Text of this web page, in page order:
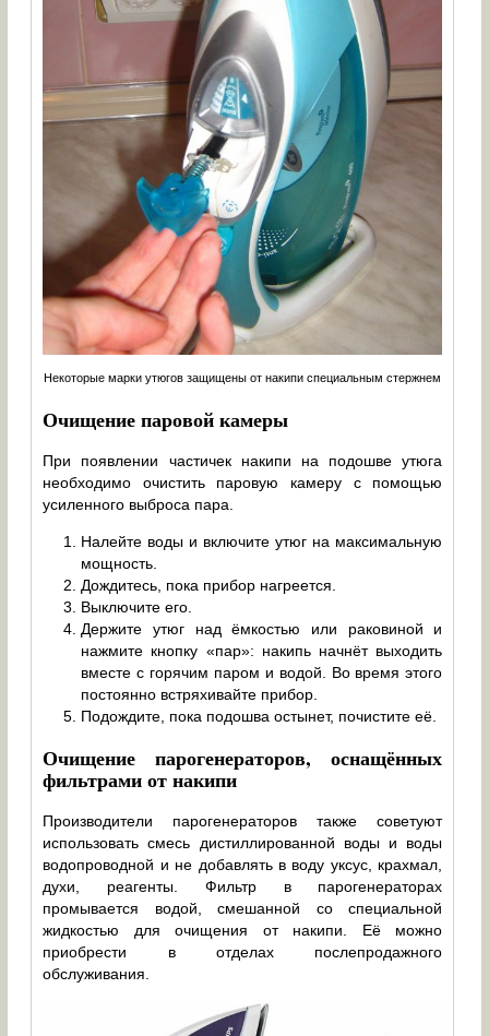
Некоторые марки утюгов защищены от накипи специальным стержнем
Очищение паровой камеры
При появлении частичек накипи на подошве утюга
необходимо очистить паровую камеру с помощью
усиленного выброса пара.
Налейте воды и включите утюг на максимальную
мощность.
Дождитесь, пока прибор нагреется.
Выключите его.
Держите утюг над ёмкостью или раковиной и
нажмите кнопку «пар»: накипь начнёт выходить
вместе с горячим паром и водой. Во время этого
постоянно встряхивайте прибор.
Подождите, пока подошва остынет, почистите её.
Очищение парогенераторов, оснащённых
фильтрами от накипи
Производители парогенераторов также советуют
использовать смесь дистиллированной воды и воды
водопроводной и не добавлять в воду уксус, крахмал,
духи, реагенты. Фильтр в парогенераторах
промывается водой, смешанной со специальной
жидкостью для очищения от накипи. Её можно
приобрести в отделах послепродажного
обслуживания.